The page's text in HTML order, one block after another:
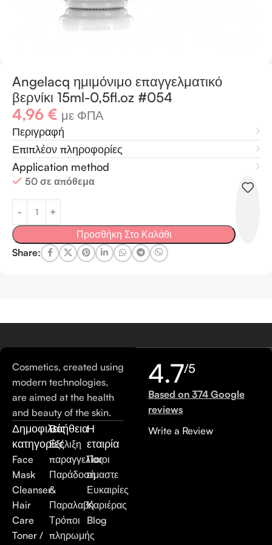
Angelacq ημιμόνιμο επαγγελματικό
βερνίκι 15ml-0,5fl.oz #054
4,96 € με ΦΠΑ
Περιγραφή
Επιπλέον πληροφορίες
Application method
50 σε απόθεμα
Προσθήκη Στο Καλάθι
Share:
Cosmetics, created using
modern technologies,
are aimed at the health
and beauty of the skin.
Δημοφιλείς
κατηγορίες
Face
Mask
Cleanser
Hair
Care
Toner /
Βοήθεια
Εξέλιξη
παραγγελίας
Παράδοση
&
Παραλαβή
Τρόποι
πληρωμής
Η
εταιρία
Ποιοι
είμαστε
Ευκαιρίες
Καριέρας
Blog
4.7/5
Based on 374 Google
reviews
Write a Review